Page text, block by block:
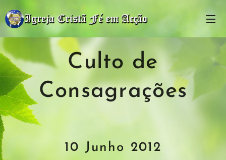
Culto de
Consagrações
10 Junho 2012